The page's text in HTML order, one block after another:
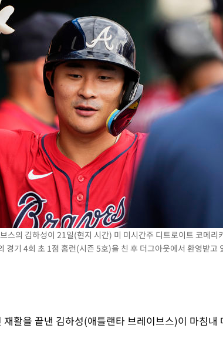
가능성
악 중"
[내일날씨]
재개
역적자 있어"
색에 '충격·당황'
순간 '40도'
임무종사 혐의
마감
마감
돌 흔적 포착
과달라하라 격파
시 꺾인다"
스의 김하성이 21일(현지 시간) 미 미시간주 디트로이트 코메리
경기 4회 초 1점 홈런(시즌 5호)을 친 후 더그아웃에서 환영받고
활을 끝낸 김하성(애틀랜타 브레이브스)이 마침내